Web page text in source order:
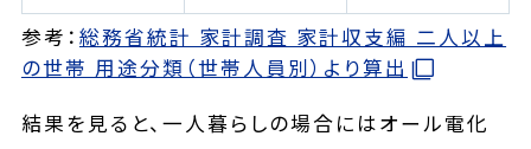
参考： 総務省統計 家計調査 家計収支編 二人以上
の世帯 用途分類（世帯人員別）より算出
結果を見ると、一人暮らしの場合にはオール電化